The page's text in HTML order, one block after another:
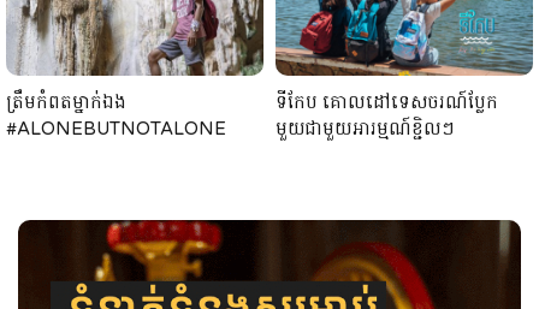
ត្រឹមកំពតម្នាក់ឯង
#ALONEBUTNOTALONE
ទីកែប គោលដៅទេសចរណ៍ប្លែក
មួយជាមួយអារម្មណ៍ខ្ជិលៗ